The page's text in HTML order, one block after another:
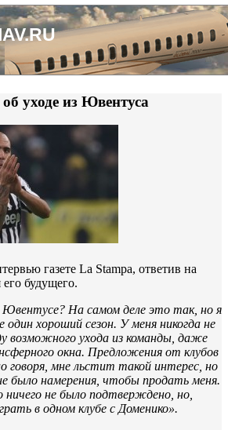
уходе из Ювентуса
газете La Stampa, ответив на
будущего.
На самом деле это так, но я
один хороший сезон. У меня никогда не
возможного ухода из команды, даже
окна. Предложения от клубов
говоря, мне льстит такой интерес, но
было намерения, чтобы продать меня.
ничего не было подтверждено, но,
в одном клубе с Доменико».